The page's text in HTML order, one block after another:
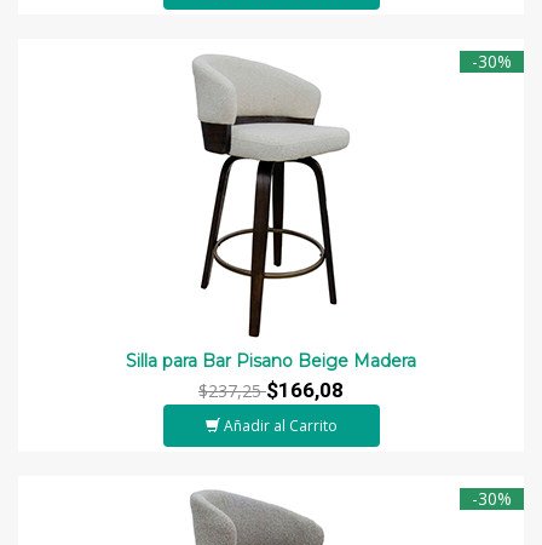
-30%
Silla para Bar Pisano Beige Madera
$237,25$166,08
Añadir al Carrito
-30%